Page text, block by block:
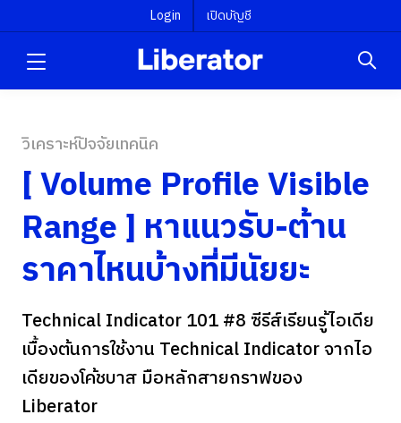
Login เปิดบัญชี
วิเคราะห์ปัจจัยเทคนิค
[ Volume Profile Visible
Range ] หาแนวรับ-ต้าน
ราคาไหนบ้างที่มีนัยยะ
Technical Indicator 101 #8 ซีรีส์เรียนรู้ไอเดีย
เบื้องต้นการใช้งาน Technical Indicator จากไอ
เดียของโค้ชบาส มือหลักสายกราฟของ
Liberator